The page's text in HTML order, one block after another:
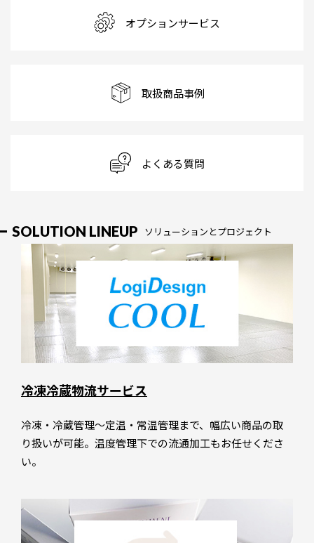
オプションサービス
取扱商品事例
よくある質問
SOLUTION LINEUP ソリューションとプロジェクト
冷凍冷蔵物流サービス
冷凍・冷蔵管理～定温・常温管理まで、幅広い商品の取
り扱いが可能。温度管理下での流通加工もお任せくださ
い。